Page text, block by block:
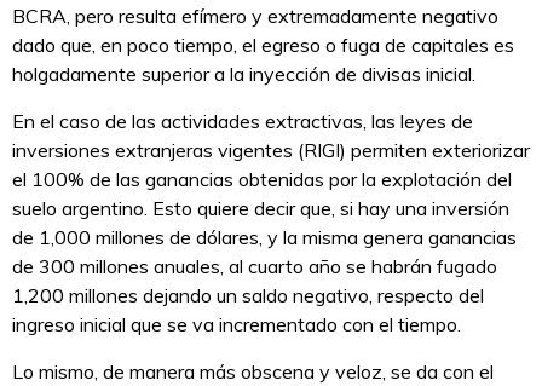
BCRA, pero resulta efímero y extremadamente negativo
dado que, en poco tiempo, el egreso o fuga de capitales es
holgadamente superior a la inyección de divisas inicial.
En el caso de las actividades extractivas, las leyes de
inversiones extranjeras vigentes (RIGI) permiten exteriorizar
el 100% de las ganancias obtenidas por la explotación del
suelo argentino. Esto quiere decir que, si hay una inversión
de 1,000 millones de dólares, y la misma genera ganancias
de 300 millones anuales, al cuarto año se habrán fugado
1,200 millones dejando un saldo negativo, respecto del
ingreso inicial que se va incrementado con el tiempo.
Lo mismo, de manera más obscena y veloz, se da con el